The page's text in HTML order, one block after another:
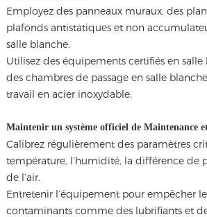
Employez des panneaux muraux, des
plafonds antistatiques et non
salle blanche.
Utilisez des équipements certifiés en salle
des chambres de passage en salle
travail en acier inoxydable.
Maintenir un système officiel de Maintenance
Calibrez régulièrement des paramètres
température, l’humidité, la différence de
de l’air.
Entretenir l’équipement pour empêcher
contaminants comme des lubrifiants et